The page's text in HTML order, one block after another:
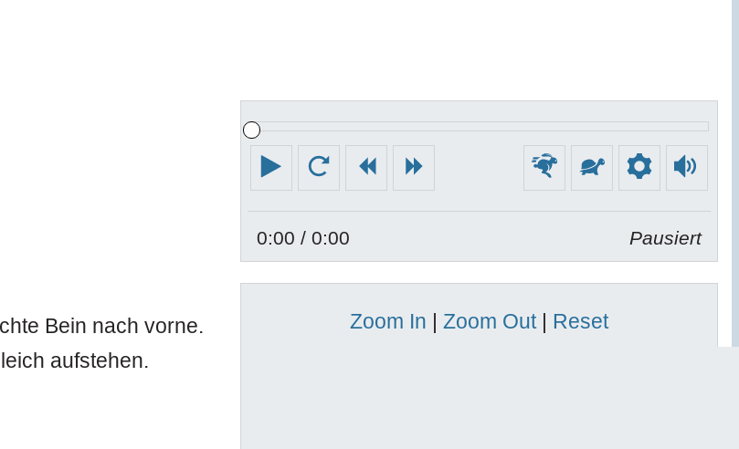
Bein nach vorne.
aufstehen.
AbspielenNeustartZurück SchnellerLangsamer
0:00 / 0:00 Pausiert
Zoom In | Zoom Out| Reset